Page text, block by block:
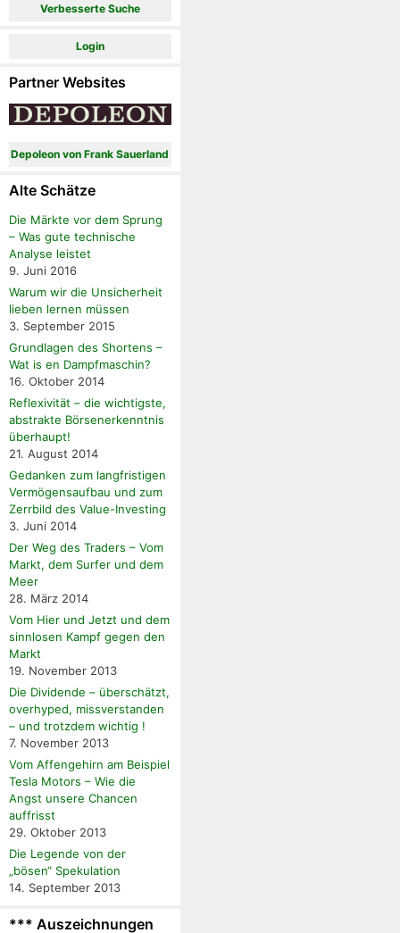
Verbesserte Suche
Login
Partner Websites
Depoleon von Frank Sauerland
Alte Schätze
Die Märkte vor dem Sprung
– Was gute technische
Analyse leistet
9. Juni 2016
Warum wir die Unsicherheit
lieben lernen müssen
3. September 2015
Grundlagen des Shortens –
Wat is en Dampfmaschin?
16. Oktober 2014
Reflexivität – die wichtigste,
abstrakte Börsenerkenntnis
überhaupt!
21. August 2014
Gedanken zum langfristigen
Vermögensaufbau und zum
Zerrbild des Value-Investing
3. Juni 2014
Der Weg des Traders – Vom
Markt, dem Surfer und dem
Meer
28. März 2014
Vom Hier und Jetzt und dem
sinnlosen Kampf gegen den
Markt
19. November 2013
Die Dividende – überschätzt,
overhyped, missverstanden
– und trotzdem wichtig !
7. November 2013
Vom Affengehirn am Beispiel
Tesla Motors – Wie die
Angst unsere Chancen
auffrisst
29. Oktober 2013
Die Legende von der
„bösen“ Spekulation
14. September 2013
*** Auszeichnungen